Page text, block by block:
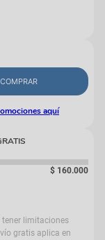
COMPRAR
aquí
$ 160.000
tener limitaciones
gratis aplica en